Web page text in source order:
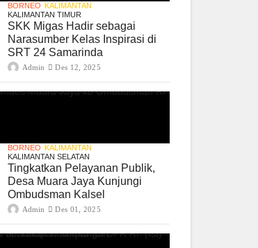
BORNEO KALIMANTAN
KALIMANTAN TIMUR
SKK Migas Hadir sebagai
Narasumber Kelas Inspirasi di
SRT 24 Samarinda
Admin Des 12, 2025
BORNEO KALIMANTAN
KALIMANTAN SELATAN
Tingkatkan Pelayanan Publik,
Desa Muara Jaya Kunjungi
Ombudsman Kalsel
Admin Des 01, 2025